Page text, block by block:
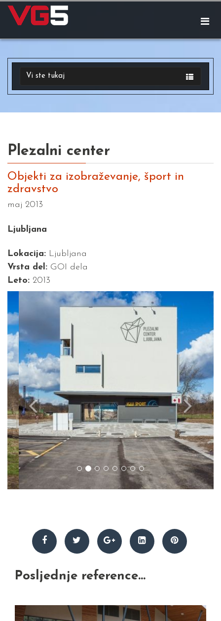
Vi ste tukaj
Plezalni center
Objekti za izobraževanje, šport in
zdravstvo
maj 2013
Ljubljana
Lokacija: Ljubljana
Vrsta del: GOI dela
Leto: 2013
Previous Next
Posljednje reference...